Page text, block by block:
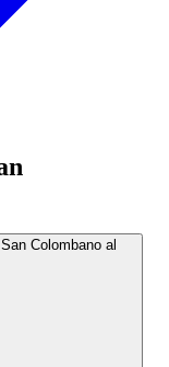
Colombano al